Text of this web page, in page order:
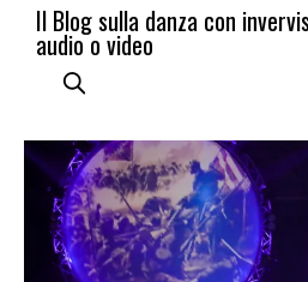
Il Blog sulla danza con
audio o video